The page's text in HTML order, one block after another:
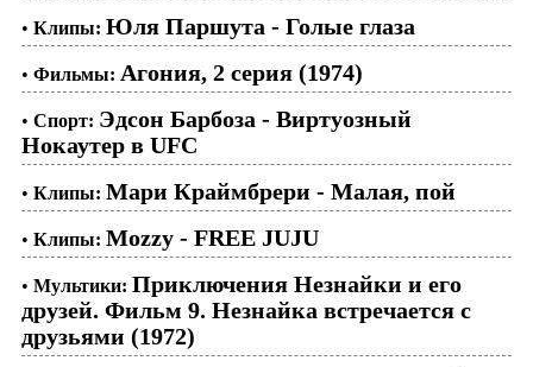
• Клипы: Юля Паршута - Голые глаза
• Фильмы: Агония, 2 серия (1974)
• Спорт: Эдсон Барбоза - Виртуозный
Нокаутер в UFC
• Клипы: Мари Краймбрери - Малая, пой
• Клипы: Mozzy - FREE JUJU
• Мультики: Приключения Незнайки и его
друзей. Фильм 9. Незнайка встречается с
друзьями (1972)